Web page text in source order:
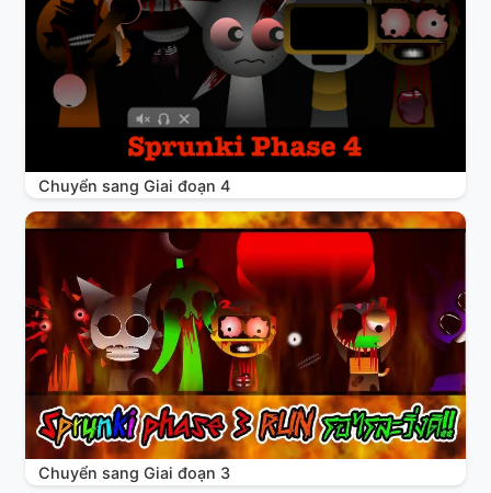
Chuyển sang Giai đoạn 4
Chuyển sang Giai đoạn 3